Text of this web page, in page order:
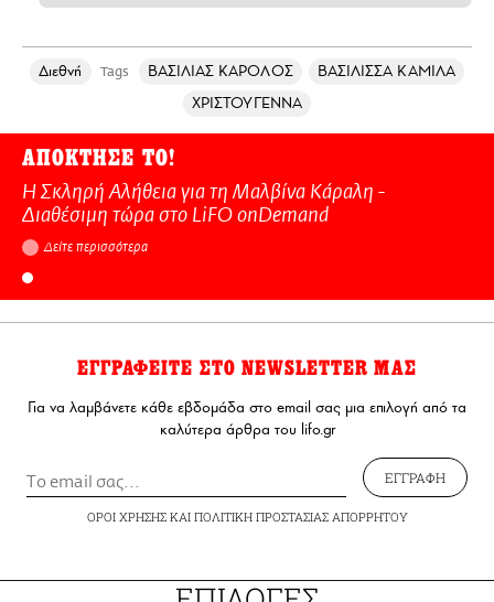
Διεθνή Tags ΒΑΣΙΛΙΑΣ ΚΑΡΟΛΟΣ
ΒΑΣΙΛΙΣΣΑ ΚΑΜΙΛΑ
ΧΡΙΣΤΟΥΓΕΝΝΑ
ΑΠΟΚΤΗΣΕ ΤΟ!
Η Σκληρή Αλήθεια για τη Μαλβίνα Κάραλη -
Διαθέσιμη τώρα στo LiFO onDemand
Δείτε περισσότερα
ΕΓΓΡΑΦΕΙΤΕ ΣΤΟ NEWSLETTER ΜΑΣ
Για να λαμβάνετε κάθε εβδομάδα στο email σας μια επιλογή από τα
καλύτερα άρθρα του lifo.gr
ΕΓΓΡΑΦΗ
ΟΡΟΙ ΧΡΗΣΗΣΚΑΙ ΠΟΛΙΤΙΚΗ ΠΡΟΣΤΑΣΙΑΣ ΑΠΟΡΡΗΤΟΥ